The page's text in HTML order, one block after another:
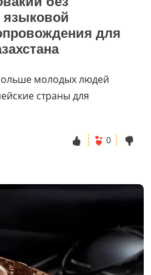
языковой
для
молодых людей
страны для
0